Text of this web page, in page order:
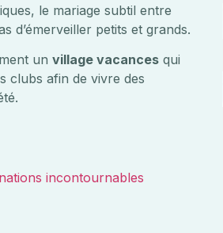
le mariage subtil entre
d’émerveiller petits et grands.
un village vacances qui
clubs afin de vivre des
incontournables